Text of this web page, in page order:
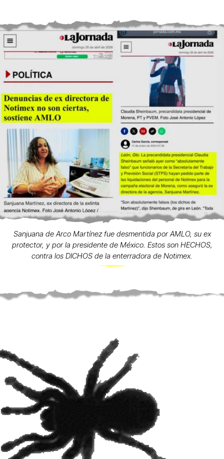
Sanjuana de Arco Martínez fue desmentida por AMLO, su ex
protector, y por la presidente de México. Estos son HECHOS,
contra los DICHOS de la enterradora de Notimex.